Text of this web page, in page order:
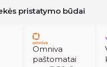
pristatymo būdai
Omniva
paštomatai